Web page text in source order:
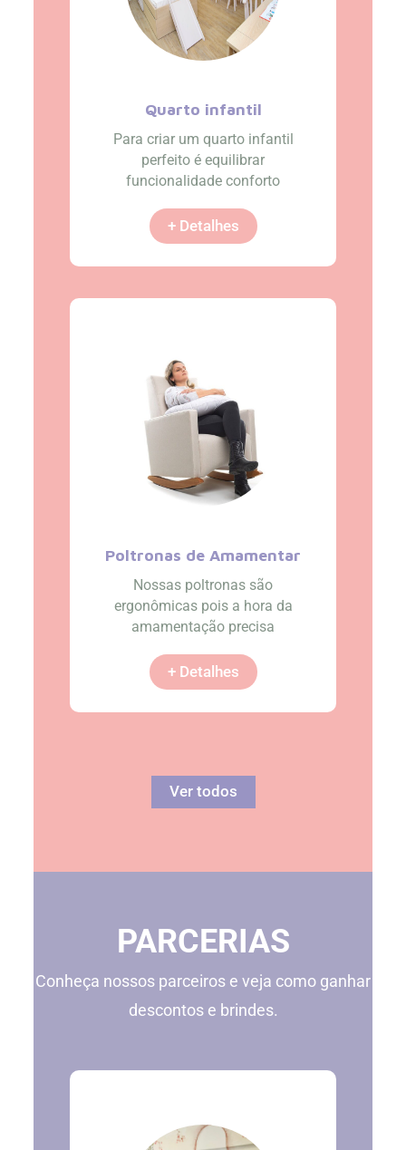
Quarto infantil
Para criar um quarto infantil
perfeito é equilibrar
funcionalidade conforto
+ Detalhes
Poltronas de Amamentar
Nossas poltronas são
ergonômicas pois a hora da
amamentação precisa
+ Detalhes
Ver todos
PARCERIAS
​Conheça nossos parceiros e veja como ganhar
descontos e brindes.